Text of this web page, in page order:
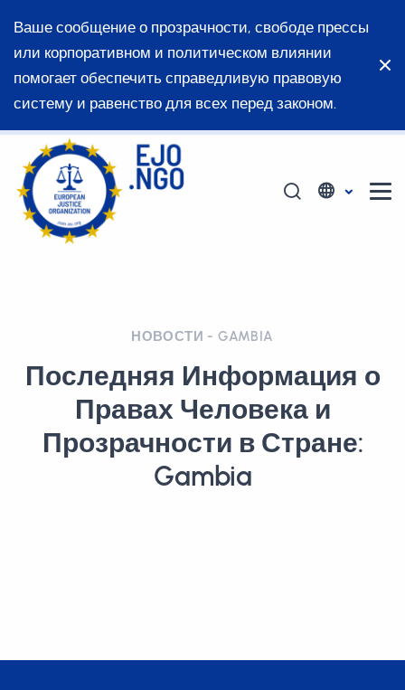
Ваше сообщение о прозрачности, свободе прессы
или корпоративном и политическом влиянии
помогает обеспечить справедливую правовую
систему и равенство для всех перед законом.
НОВОСТИ - GAMBIA
Последняя Информация о
Правах Человека и
Прозрачности в Стране:
Gambia